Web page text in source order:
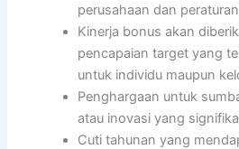
perusahaan dan
Kinerja bonus akan
pencapaian target yang
untuk individu maupun
Penghargaan untuk
atau inovasi yang
Cuti tahunan yang